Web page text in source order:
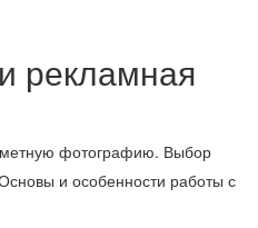
рекламная
фотографию. Выбор
и особенности работы с